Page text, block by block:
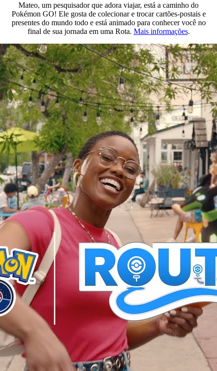
Mateo, um pesquisador que adora viajar, está a caminho do
Pokémon GO! Ele gosta de colecionar e trocar cartões-postais e
presentes do mundo todo e está animado para conhecer você no
final de sua jornada em uma Rota. Mais informações.